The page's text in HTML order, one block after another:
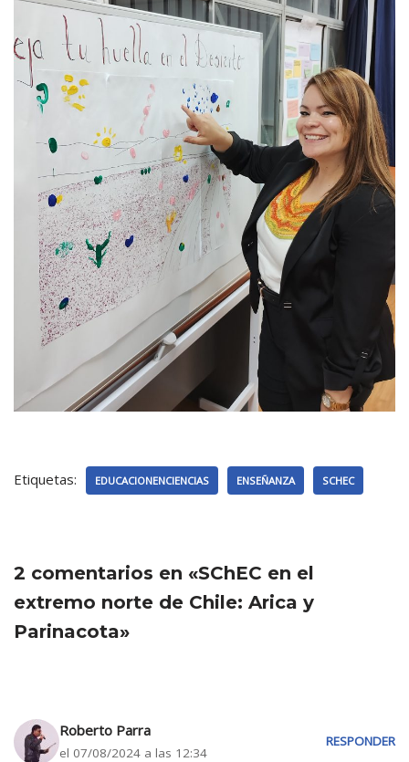
Etiquetas: EDUCACIONENCIENCIAS ENSEÑANZA SCHEC
2 comentarios en «SChEC en el
extremo norte de Chile: Arica y
Parinacota»
Roberto Parra
el 07/08/2024 a las 12:34
RESPONDER